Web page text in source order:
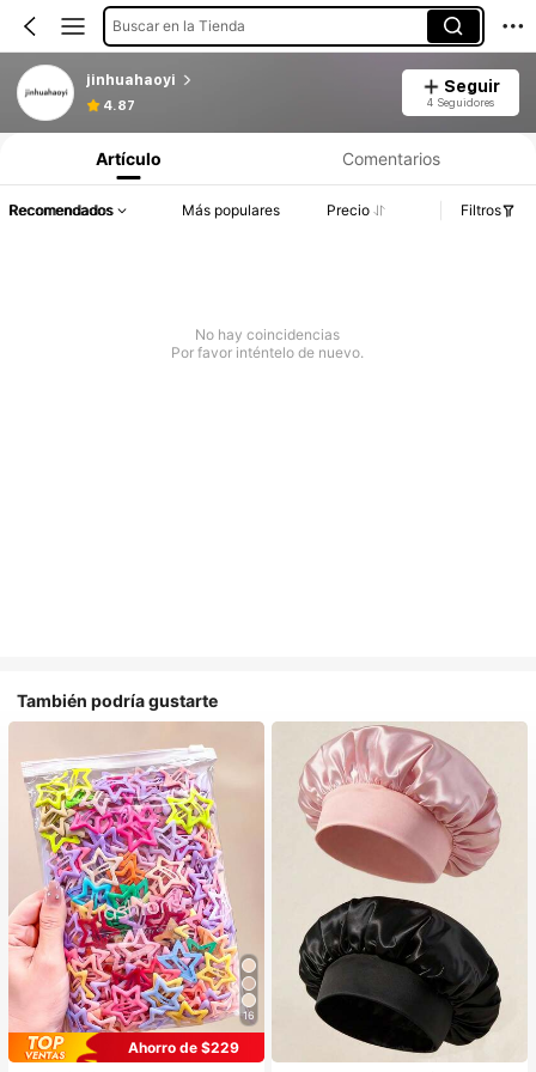
Buscar en la Tienda
jinhuahaoyi
4.87
Seguir
4 Seguidores
Artículo Comentarios
Recomendados Más populares Precio Filtros
No hay coincidencias
Por favor inténtelo de nuevo.
También podría gustarte
16
Ahorro de $229
#1 Más vendidos
en Multicolor Gorros para el pelo para mujer
Establecido hace 1 año